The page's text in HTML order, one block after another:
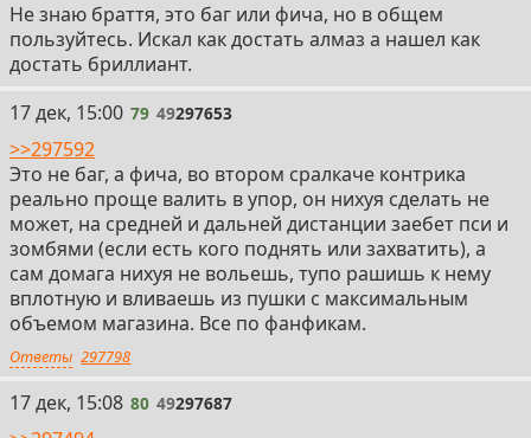
Не знаю браття, это баг или фича, но в общем
пользуйтесь. Искал как достать алмаз а нашел как
достать бриллиант.
79
17 дек, 15:00 79 49297653
>>297592
Это не баг, а фича, во втором сралкаче контрика
реально проще валить в упор, он нихуя сделать не
может, на средней и дальней дистанции заебет пси и
зомбями (если есть кого поднять или захватить), а
сам домага нихуя не вольешь, тупо рашишь к нему
вплотную и вливаешь из пушки с максимальным
объемом магазина. Все по фанфикам.
Ответы 297798
80
17 дек, 15:08 80 49297687